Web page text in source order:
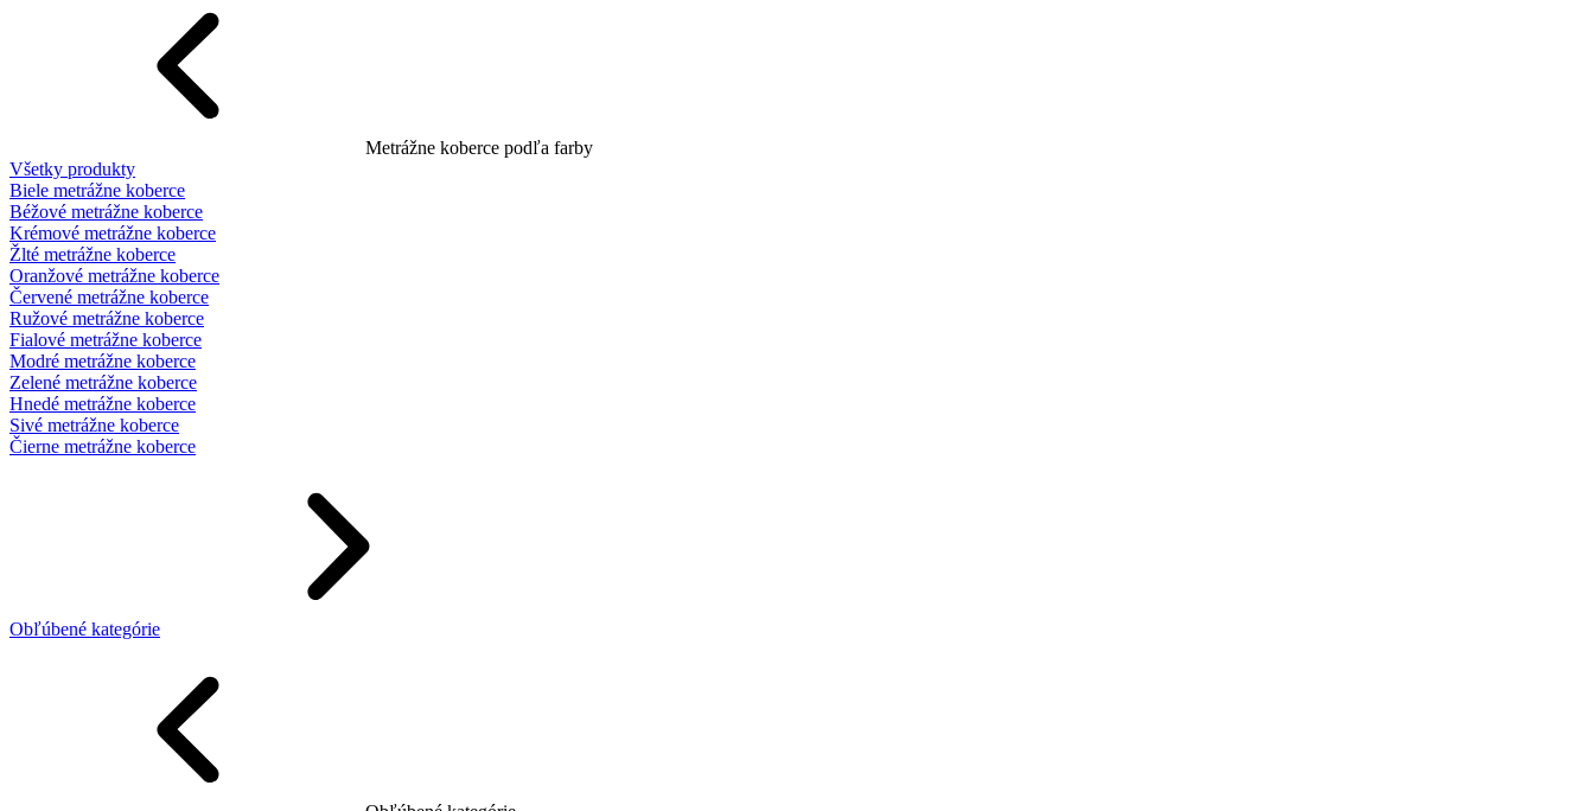
Metrážne koberce podľa farby
Všetky produkty
Biele metrážne koberce
Béžové metrážne koberce
Krémové metrážne koberce
Žlté metrážne koberce
Oranžové metrážne koberce
Červené metrážne koberce
Ružové metrážne koberce
Fialové metrážne koberce
Modré metrážne koberce
Zelené metrážne koberce
Hnedé metrážne koberce
Sivé metrážne koberce
Čierne metrážne koberce
Obľúbené kategórie